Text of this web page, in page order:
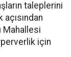
taleplerini
Mahallesi
için